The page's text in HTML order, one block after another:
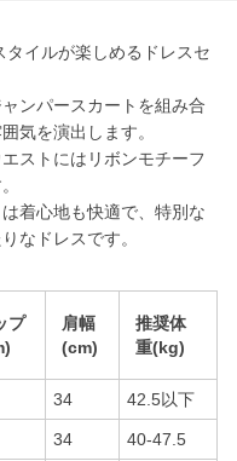
イルが楽しめるドレスセ
ンパースカートを組み合
気を演出します。
ストにはリボンモチーフ
着心地も快適で、特別な
なドレスです。
プ
肩幅
(cm)
推奨体
重(kg)
34 42.5以下
34 40-47.5